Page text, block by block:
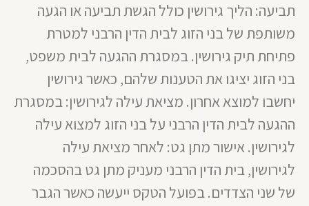
תביעה: הליך גירושין כולל הגשת תביעה או הגעה
משותפת של בני הזוג לבית הדין הרבני למטרת
פתיחת תיק גירושין. במסגרת ההגעה לבית משפט,
בני הזוג יציגו את הטענות שלהם, כאשר גירושין
יחשבו למוצא אחרון. מציאת עילה לגירושין: במסגרת
ההגעה לבית הדין הרבני על בני הזוג למצוא עילה
לגירושין. אישור מתן גט: לאחר מציאת עילה
לגירושין, בית הדין הרבני מעניק מתן גט בהסכמה
של שני הצדדים. בפועל הטקס ייעשה כאשר הגבר